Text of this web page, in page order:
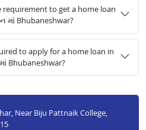
to get a home loan
માં Bhubaneshwar?
to apply for a home loan in
Bhubaneshwar?
Near Biju Pattnaik College,